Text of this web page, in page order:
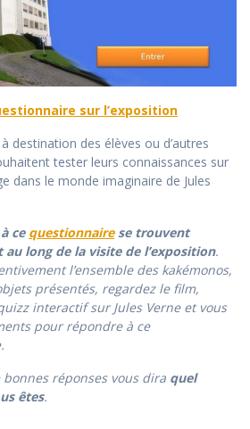
sur l’exposition
destination des élèves ou d’autres
tester leurs connaissances sur
dans le monde imaginaire de Jules
ce questionnairese trouvent
long de la visite de l’exposition.
l’ensemble des kakémonos,
présentés, regardez le film,
interactif sur Jules Verne et vous
pour répondre à ce
réponses vous dira quel
êtes.